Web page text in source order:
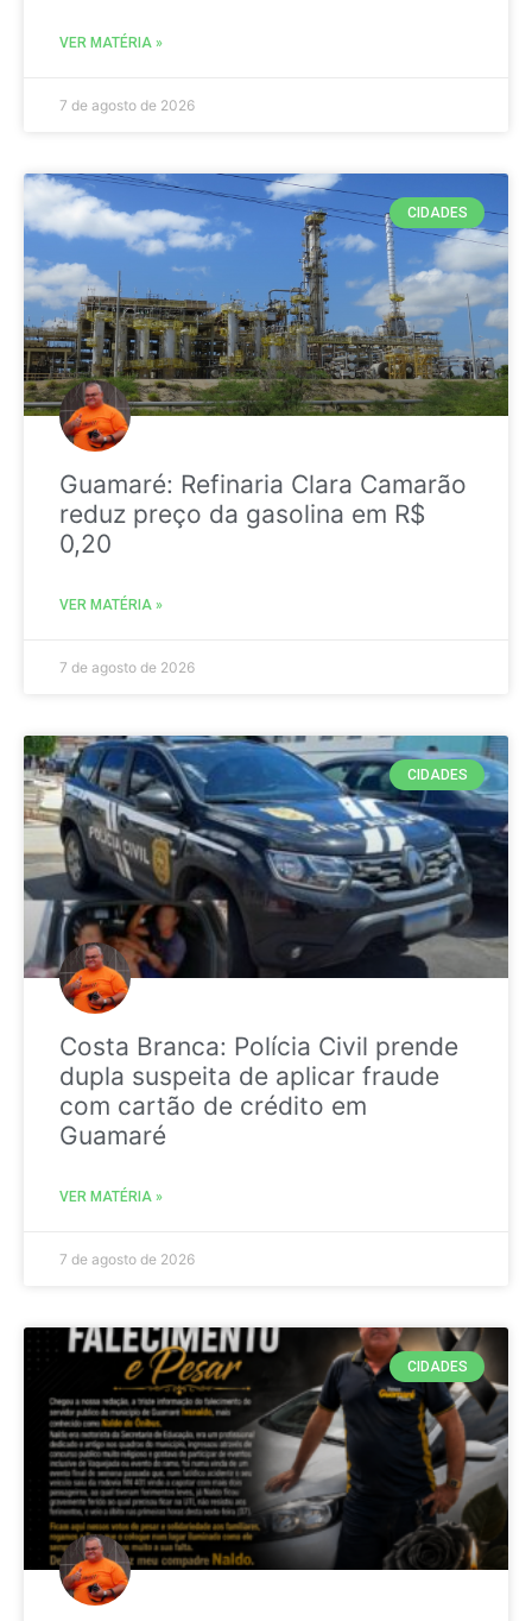
VER MATÉRIA »
7 de agosto de 2026
CIDADES
Guamaré: Refinaria Clara Camarão
reduz preço da gasolina em R$
0,20
VER MATÉRIA »
7 de agosto de 2026
CIDADES
Costa Branca: Polícia Civil prende
dupla suspeita de aplicar fraude
com cartão de crédito em
Guamaré
VER MATÉRIA »
7 de agosto de 2026
CIDADES